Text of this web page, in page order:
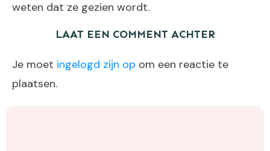
weten dat ze gezien wordt.
LAAT EEN COMMENT ACHTER
Je moet ingelogd zijn op om een reactie te
plaatsen.